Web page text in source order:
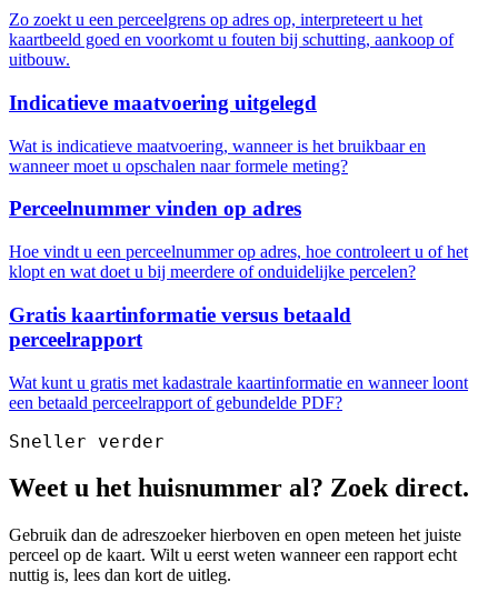
Zo zoekt u een perceelgrens op adres op, interpreteert u het
kaartbeeld goed en voorkomt u fouten bij schutting, aankoop of
uitbouw.
Indicatieve maatvoering uitgelegd
Wat is indicatieve maatvoering, wanneer is het bruikbaar en
wanneer moet u opschalen naar formele meting?
Perceelnummer vinden op adres
Hoe vindt u een perceelnummer op adres, hoe controleert u of het
klopt en wat doet u bij meerdere of onduidelijke percelen?
Gratis kaartinformatie versus betaald
perceelrapport
Wat kunt u gratis met kadastrale kaartinformatie en wanneer loont
een betaald perceelrapport of gebundelde PDF?
Sneller verder
Weet u het huisnummer al? Zoek direct.
Gebruik dan de adreszoeker hierboven en open meteen het juiste
perceel op de kaart. Wilt u eerst weten wanneer een rapport echt
nuttig is, lees dan kort de uitleg.